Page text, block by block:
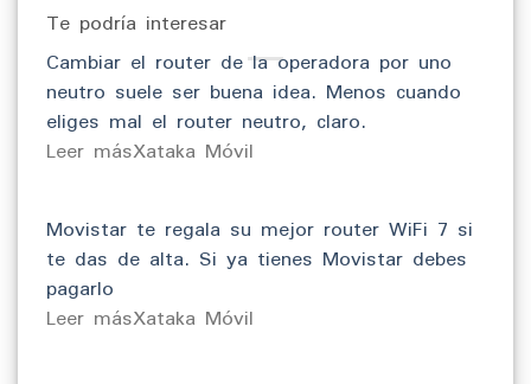
Te podría interesar
Cambiar el router de la operadora por uno
neutro suele ser buena idea. Menos cuando
eliges mal el router neutro, claro.
​Leer másXataka Móvil
Movistar te regala su mejor router WiFi 7 si
te das de alta. Si ya tienes Movistar debes
pagarlo
​Leer másXataka Móvil